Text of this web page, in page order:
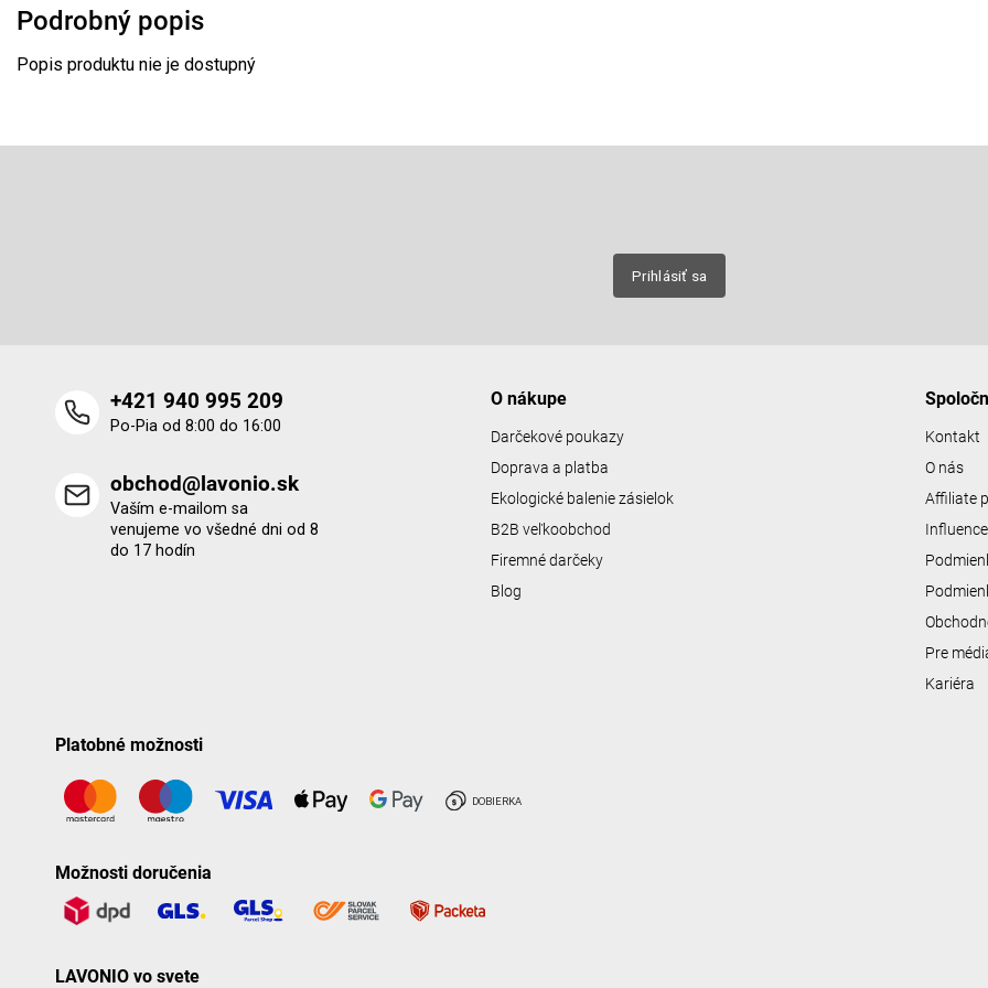
Podrobný popis
Popis produktu nie je dostupný
Prihlásiť sa
+421 940 995 209
Po-Pia od 8:00 do 16:00
obchod@lavonio.sk
Vaším e-mailom sa
venujeme vo všedné dni od 8
do 17 hodín
O nákupe
Darčekové poukazy
Doprava a platba
Ekologické balenie zásielok
B2B veľkoobchod
Firemné darčeky
Blog
Kontakt
O nás
Affiliate
Pre
Kariéra
Platobné možnosti
Možnosti doručenia
LAVONIO vo svete